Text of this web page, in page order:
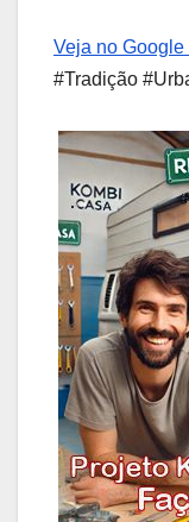
Veja no Google
#Tradição